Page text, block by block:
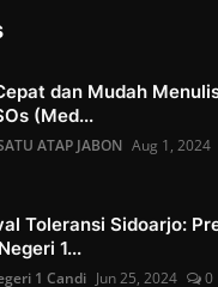
dan Mudah
(Med...
ATAP JABON Aug 1, 2024
Toleransi Sidoarjo:
1...
1 Candi Jun 25, 2024 0